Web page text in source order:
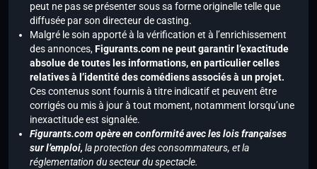
peut ne pas se présenter sous sa forme originelle telle que
diffusée par son directeur de casting.
Malgré le soin apporté à la vérification et à l’enrichissement
des annonces,Figurants.com ne peut garantir l’exactitude
absolue de toutes les informations, en particulier celles
relatives à l’identité des comédiens associés à un projet.
Ces contenus sont fournis à titre indicatif et peuvent être
corrigés ou mis à jour à tout moment, notamment lorsqu’une
inexactitude est signalée.
Figurants.com opère en conformité avec les lois françaises
sur l’emploi, la protection des consommateurs, et la
réglementation du secteur du spectacle.